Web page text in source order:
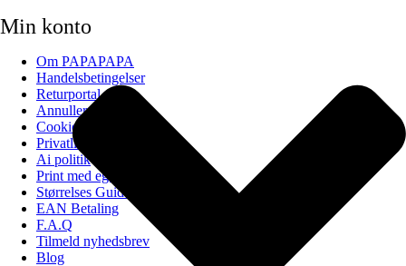
Min konto
Om PAPAPAPA
Handelsbetingelser
Returportal
Annuller ordre
Cookiepolitik (EU)
Privatlivspolitik
Ai politik
Print med eget billede
Størrelses Guide
EAN Betaling
F.A.Q
Tilmeld nyhedsbrev
Blog